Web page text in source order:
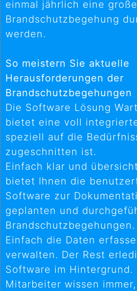
einmal jährlich eine große
Brandschutzbegehung
werden.
So meistern Sie aktuelle
Herausforderungen der
Brandschutzbegehungen
Die Software Lösung
bietet eine voll
speziell auf die
zugeschnitten ist.
Einfach klar und
bietet Ihnen die
Software zur
geplanten und
Brandschutzbegehungen.
Einfach die Daten
verwalten. Der Rest
Software im Hintergrund.
Mitarbeiter wissen